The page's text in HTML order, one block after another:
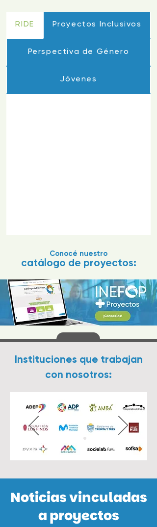
RIDE Proyectos Inclusivos
Perspectiva de Género
Jóvenes
Conocé nuestro
catálogo de proyectos:
Instituciones que trabajan
con nosotros:
Noticias vinculadas
a proyectos